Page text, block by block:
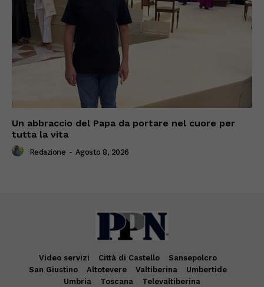
Un abbraccio del Papa da portare nel cuore per
tutta la vita
Redazione - Agosto 8, 2026
Video servizi Città di Castello
Sansepolcro
San Giustino
Altotevere Valtiberina
Umbertide
Umbria
Toscana Televaltiberina